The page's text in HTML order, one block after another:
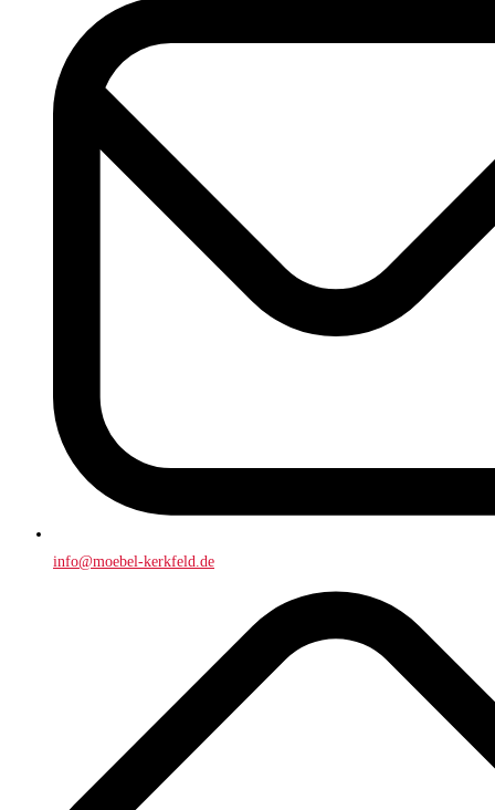
info@moebel-kerkfeld.de